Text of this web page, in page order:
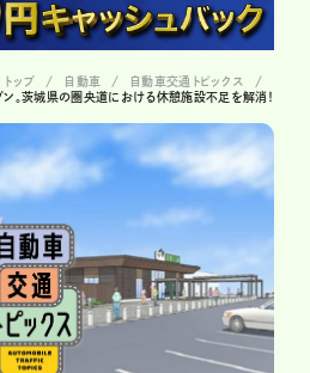
トップ 自動車
自動車交通トピックス
。茨城県の圏央道における休憩施設不足を解消！